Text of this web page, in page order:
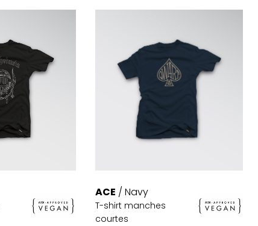
ACE / Navy
T-shirt manches
courtes